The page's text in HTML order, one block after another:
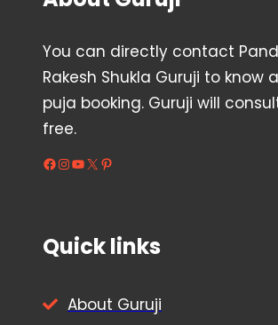
You can directly contact
Rakesh Shukla Guruji to know
puja booking. Guruji will
free.
Facebook InstagramYouTube X Pinterest
Quick links
About Guruji